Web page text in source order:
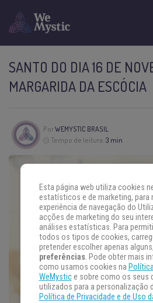
SANTO DO DIA 16 DE
MARGARIDA DA ESCÓCIA
PorWEMYSTIC BRASIL
Tempo de leitura: 3 min
Esta página web utiliza cookies
estatísticos e de marketing, para
experiência de navegação do
acções de marketing do seu
análises estatísticas. Para
todos os tipos de cookies,
pretender escolher apenas
preferências. Pode obter mais
como usamos cookies na
WeMystice sobre como os seus
utilizados para a personalização
Política de Privacidade e de Uso